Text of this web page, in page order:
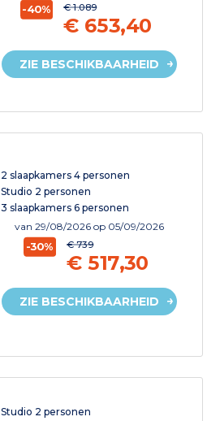
-40% € 1.089
€ 653,40
ZIE BESCHIKBAARHEID
2 slaapkamers 4 personen
Studio 2 personen
3 slaapkamers 6 personen
van 29/08/2026 op 05/09/2026
-30% € 739
€ 517,30
ZIE BESCHIKBAARHEID
Studio 2 personen